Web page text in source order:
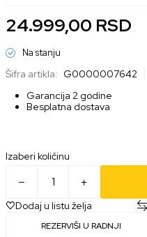
24.999,00 RSD
Na stanju
Šifra artikla: G0000007642
Garancija 2 godine
Besplatna dostava
Izaberi količinu
Dodaj u listu želja
REZERVIŠI U RADNJI